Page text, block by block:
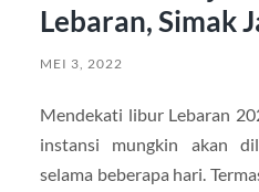
Lebaran, Simak
MEI 3, 2022
Mendekati libur Lebaran
instansi mungkin akan
selama beberapa hari.